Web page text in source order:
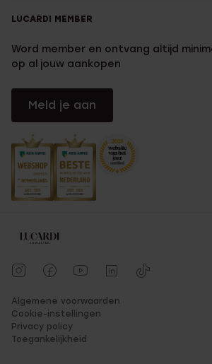
LUCARDI MEMBER
Word member en ontvang altijd
op al jouw aankopen
Meld je aan
Algemene voorwaarden
Cookie-instellingen
Privacy policy
Toegankelijkheid